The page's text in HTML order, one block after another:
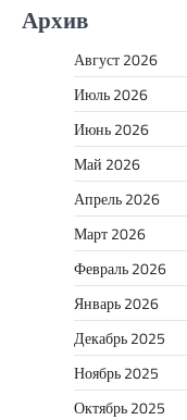
Архив
Август 2026
Июль 2026
Июнь 2026
Май 2026
Апрель 2026
Март 2026
Февраль 2026
Январь 2026
Декабрь 2025
Ноябрь 2025
Октябрь 2025